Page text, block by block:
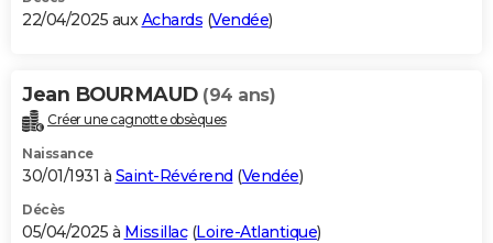
22/04/2025 auxAchards (Vendée)
Jean BOURMAUD (94 ans)
Créer une cagnotte obsèques
Naissance
30/01/1931 à Saint-Révérend (Vendée)
Décès
05/04/2025 à Missillac(Loire-Atlantique)